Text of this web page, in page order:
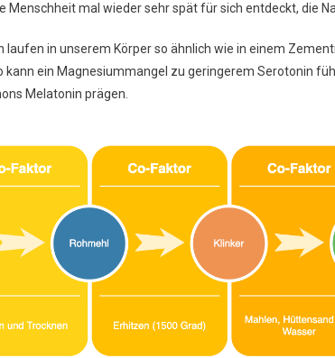
Menschheit mal wieder sehr spät für sich entdeckt, die
laufen in unserem Körper so ähnlich wie in einem
kann ein Magnesiummangel zu geringerem Serotonin
Melatonin prägen.